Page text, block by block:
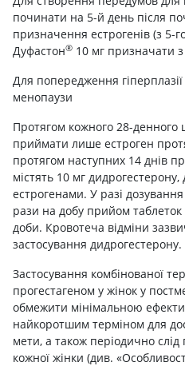
починати на 5-й день після
призначення естрогенів (з 5-
Дуфастон® 10 мг призначати
Для попередження
менопаузи
Протягом кожного 28-денного
приймати лише естроген
протягом наступних 14 днів
містять 10 мг дидрогестерону,
естрогенами. У разі
рази на добу прийом таблеток
доби. Кровотеча відміни
застосування дидрогестерону.
Застосування комбінованої
прогестагеном у жінок у
обмежити мінімальною
найкоротшим терміном для
мети, а також періодично
кожної жінки (див.